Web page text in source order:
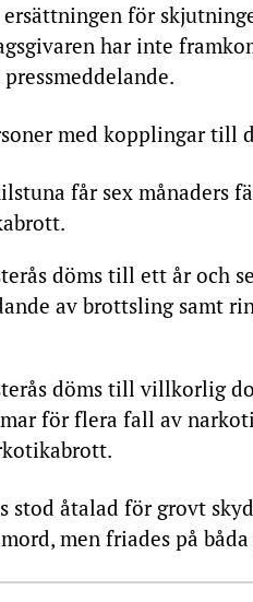
för
har inte
med kopplingar till
får sex månaders
döms till ett år och
av brottsling samt
döms till villkorlig
för flera fall av
stod åtalad för grovt
men friades på